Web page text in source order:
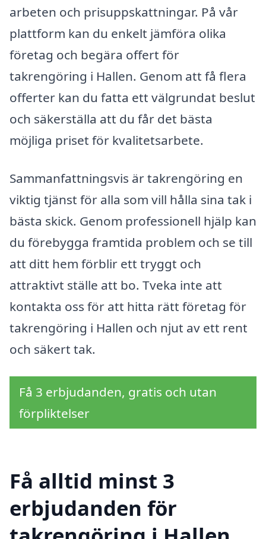
arbeten och prisuppskattningar. På vår
plattform kan du enkelt jämföra olika
företag och begära offert för
takrengöring i Hallen. Genom att få flera
offerter kan du fatta ett välgrundat beslut
och säkerställa att du får det bästa
möjliga priset för kvalitetsarbete.
Sammanfattningsvis är takrengöring en
viktig tjänst för alla som vill hålla sina tak i
bästa skick. Genom professionell hjälp kan
du förebygga framtida problem och se till
att ditt hem förblir ett tryggt och
attraktivt ställe att bo. Tveka inte att
kontakta oss för att hitta rätt företag för
takrengöring i Hallen och njut av ett rent
och säkert tak.
Få 3 erbjudanden, gratis och utan
förpliktelser
Få alltid minst 3
erbjudanden för